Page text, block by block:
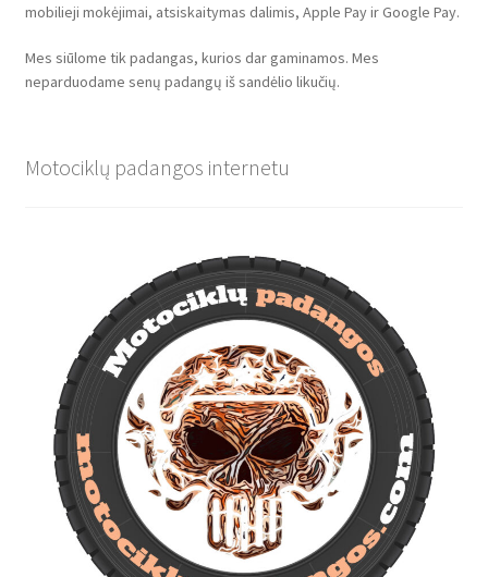
mobilieji mokėjimai, atsiskaitymas dalimis, Apple Pay ir Google Pay.
Mes siūlome tik padangas, kurios dar gaminamos. Mes
neparduodame senų padangų iš sandėlio likučių.
Motociklų padangos internetu